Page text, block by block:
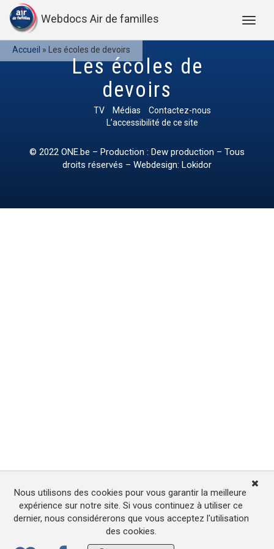
Webdocs Air de familles
Accueil » Les écoles de devoirs
Les écoles de
devoirs
TV Médias
Contactez-nous
L’accessibilité de ce site
© 2022 ONE.be – Production : Dew production – Tous
droits réservés – Webdesign: Lokidor
Nous utilisons des cookies pour vous garantir la meilleure
expérience sur notre site. Si vous continuez à utiliser ce
dernier, nous considérerons que vous acceptez l'utilisation
des cookies.